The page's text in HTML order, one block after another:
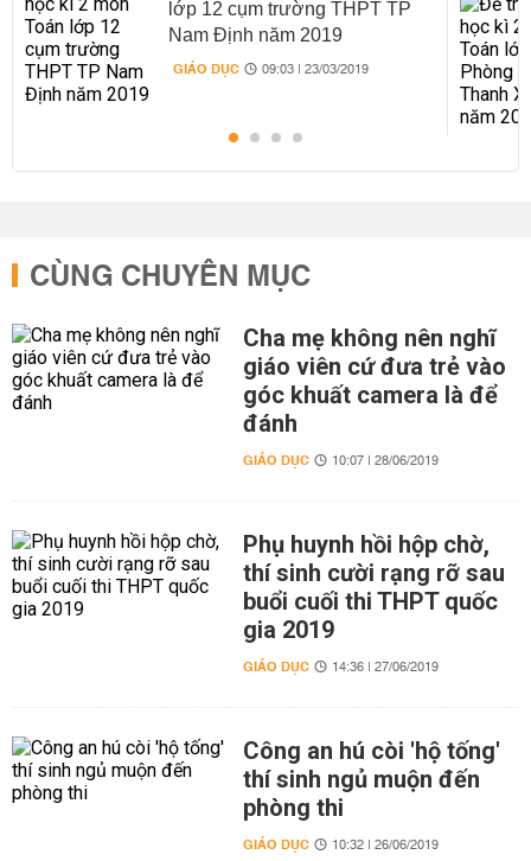
lớp 12 cụm trường THPT TP
Nam Định năm 2019
GIÁO DỤC 09:03 | 23/03/2019
CÙNG CHUYÊN MỤC
Cha mẹ không nên nghĩ
giáo viên cứ đưa trẻ vào
góc khuất camera là để
đánh
GIÁO DỤC 10:07 | 28/06/2019
Phụ huynh hồi hộp chờ,
thí sinh cười rạng rỡ sau
buổi cuối thi THPT quốc
gia 2019
GIÁO DỤC 14:36 | 27/06/2019
Công an hú còi 'hộ tống'
thí sinh ngủ muộn đến
phòng thi
GIÁO DỤC 10:32 | 26/06/2019